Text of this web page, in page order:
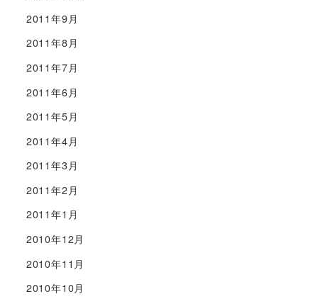
2011年9月
2011年8月
2011年7月
2011年6月
2011年5月
2011年4月
2011年3月
2011年2月
2011年1月
2010年12月
2010年11月
2010年10月